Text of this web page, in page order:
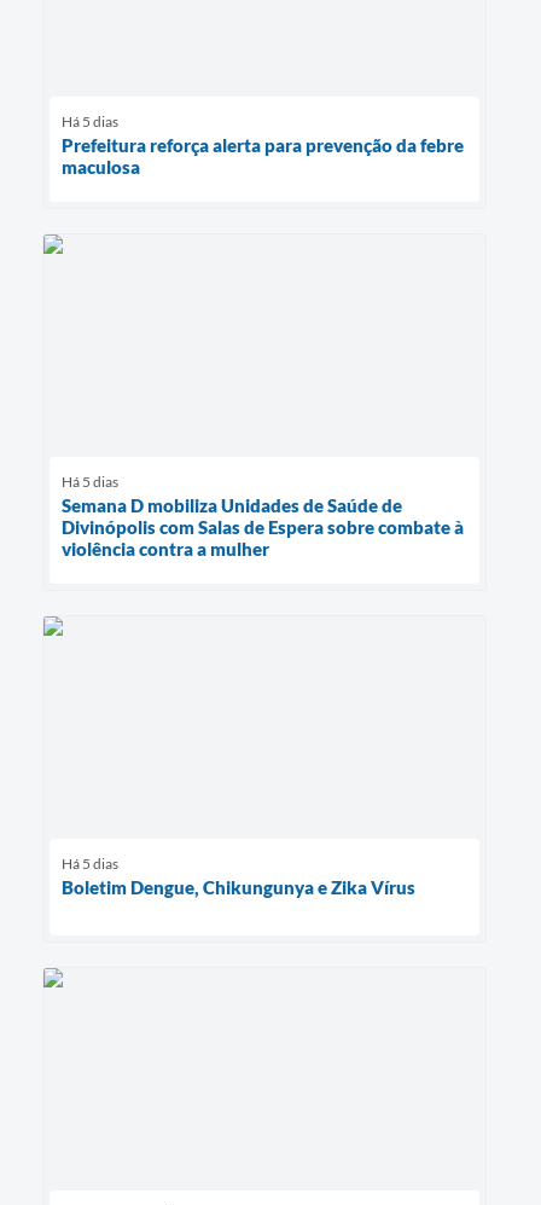
Há 5 dias
Prefeitura reforça alerta para prevenção da febre
maculosa
Há 5 dias
Semana D mobiliza Unidades de Saúde de
Divinópolis com Salas de Espera sobre combate à
violência contra a mulher
Há 5 dias
Boletim Dengue, Chikungunya e Zika Vírus